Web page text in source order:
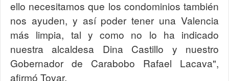
ello necesitamos que los condominios también
nos ayuden, y así poder tener una Valencia
más limpia, tal y como no lo ha indicado
nuestra alcaldesa Dina Castillo y nuestro
Gobernador de Carabobo Rafael Lacava",
afirmó Tovar.